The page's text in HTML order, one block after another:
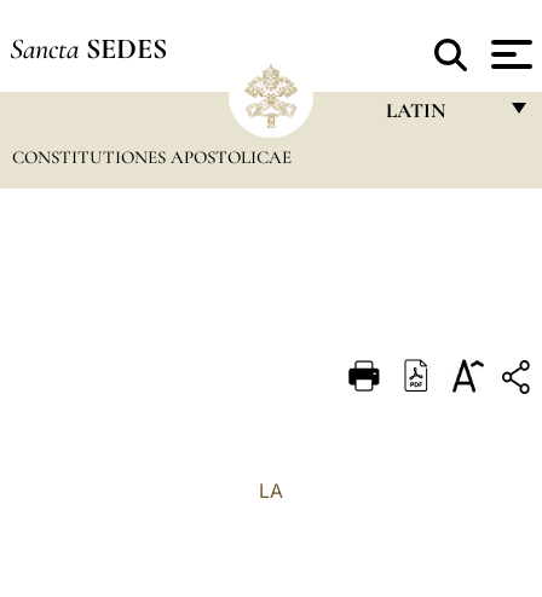
Sancta SEDES
LATIN
DEUTSCH
CONSTITUTIONES APOSTOLICAE
LA